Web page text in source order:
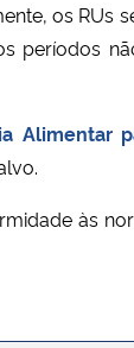
os RUs
períodos
Alimentar
às